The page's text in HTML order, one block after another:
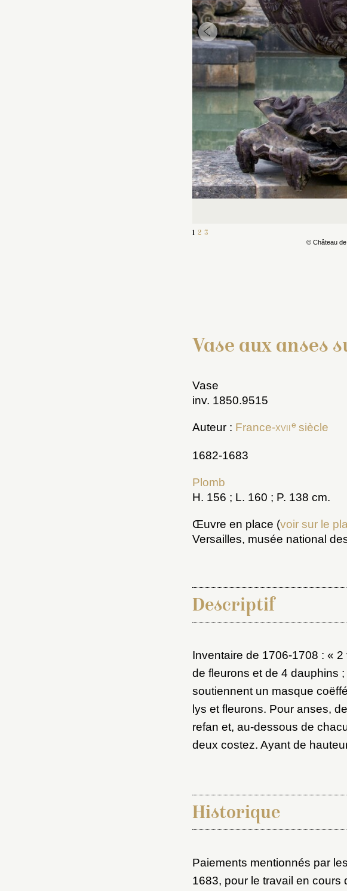
© Château
1 2 3
Vase aux anses
Vase
inv. 1850.9515
Auteur : France-xviie siècle
1682-1683
Plomb
H. 156 ; L. 160 ; P. 138 cm.
Œuvre en place (voir sur le
Versailles, musée national
Descriptif
Inventaire de 1706-1708 : «
de fleurons et de 4 dauphins
soutiennent un masque
lys et fleurons. Pour anses,
refan et, au-dessous de
deux costez. Ayant de
Historique
Paiements mentionnés par
1683, pour le travail en
Choix du
Nom du dossier
Valider
Courriel
Mot de passe